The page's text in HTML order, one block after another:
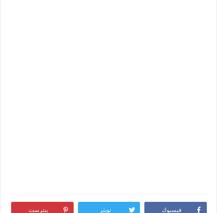
فيسبوك تويتر بنترست